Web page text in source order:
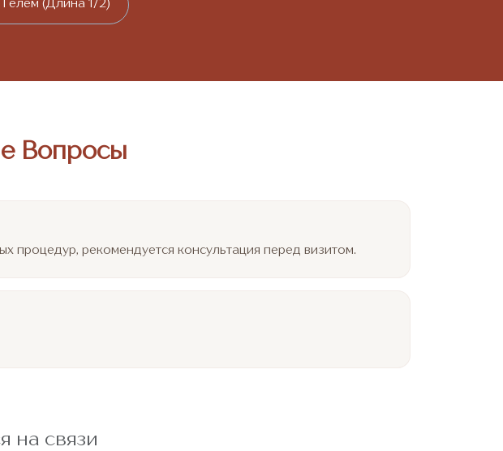
(Длина 1/2)
Вопросы
процедур, рекомендуется консультация перед визитом.
на связи